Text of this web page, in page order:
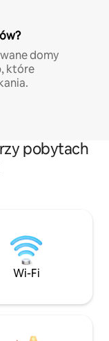
domy
które
pobytach
Wi-Fi